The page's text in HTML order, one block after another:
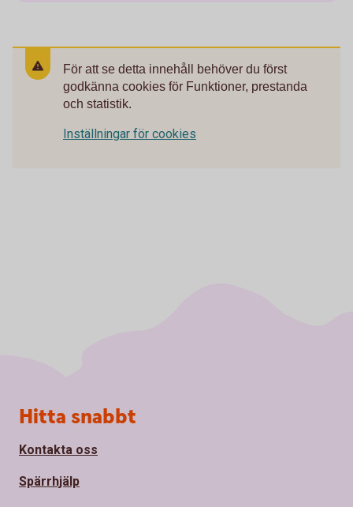
För att se detta innehåll behöver du först
godkänna cookies för Funktioner, prestanda
och statistik.
Inställningar för cookies
Sidfot
Hitta snabbt
Kontakta oss
Spärrhjälp